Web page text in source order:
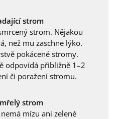
strom
strom. Nějakou
než mu zaschne lýko.
pokácené stromy.
odpovídá přibližně 1–2
či poražení stromu.
strom
mízu ani zelené